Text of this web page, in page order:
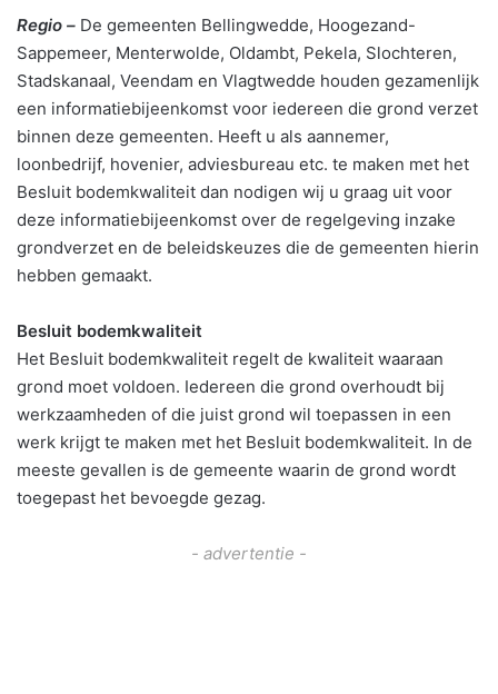
Regio – De gemeenten Bellingwedde, Hoogezand-
Sappemeer, Menterwolde, Oldambt, Pekela, Slochteren,
Stadskanaal, Veendam en Vlagtwedde houden gezamenlijk
een informatiebijeenkomst voor iedereen die grond verzet
binnen deze gemeenten. Heeft u als aannemer,
loonbedrijf, hovenier, adviesbureau etc. te maken met het
Besluit bodemkwaliteit dan nodigen wij u graag uit voor
deze informatiebijeenkomst over de regelgeving inzake
grondverzet en de beleidskeuzes die de gemeenten hierin
hebben gemaakt.
Besluit bodemkwaliteit
Het Besluit bodemkwaliteit regelt de kwaliteit waaraan
grond moet voldoen. Iedereen die grond overhoudt bij
werkzaamheden of die juist grond wil toepassen in een
werk krijgt te maken met het Besluit bodemkwaliteit. In de
meeste gevallen is de gemeente waarin de grond wordt
toegepast het bevoegde gezag.
- advertentie -